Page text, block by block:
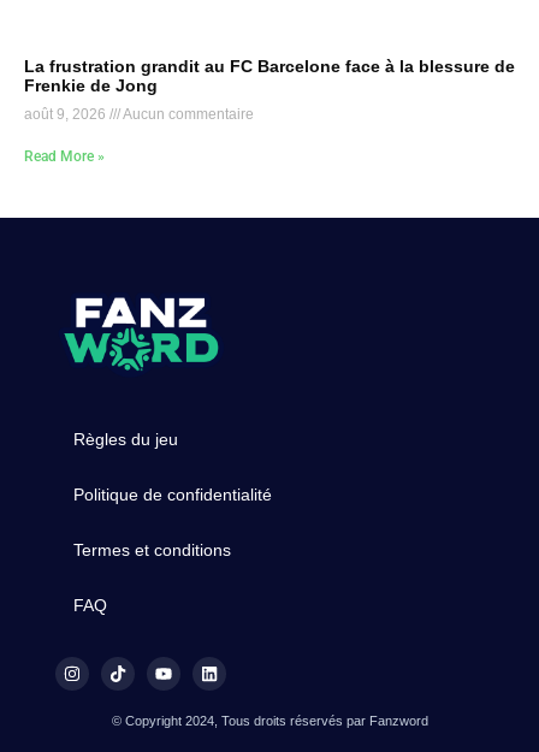
La frustration grandit au FC Barcelone face à la blessure de
Frenkie de Jong
août 9, 2026 Aucun commentaire
Read More »
Règles du jeu
Politique de confidentialité
Termes et conditions
FAQ
© Copyright 2024, Tous droits réservés par Fanzword